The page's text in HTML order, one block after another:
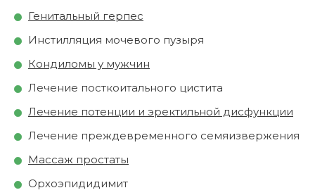
Генитальный герпес
Инстилляция мочевого пузыря
Кондиломы у мужчин
Лечение посткоитального цистита
Лечение потенции и эректильной дисфункции
Лечение преждевременного семяизвержения
Массаж простаты
Орхоэпидидимит